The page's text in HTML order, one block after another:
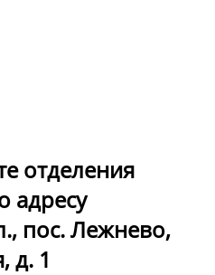
отделения
адресу
пос. Лежнево,
д. 1